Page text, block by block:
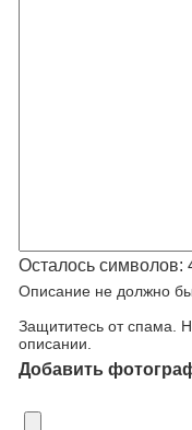
Осталось символов:
Описание не должно
Защититесь от спама.
описании.
Добавить